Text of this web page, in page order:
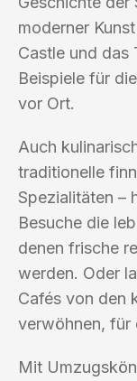
moderner
Castle und das
Beispiele für
vor Ort.
Auch
traditionelle
Spezialitäten –
Besuche die
denen frische
werden. Oder
Cafés von den
verwöhnen, für
Mit